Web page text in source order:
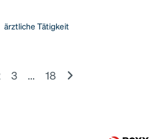
ärztliche Tätigkeit
3 ... 18